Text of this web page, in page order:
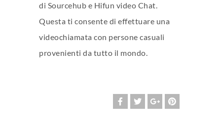
di Sourcehub e Hifun video Chat.
Questa ti consente di effettuare una
videochiamata con persone casuali
provenienti da tutto il mondo.